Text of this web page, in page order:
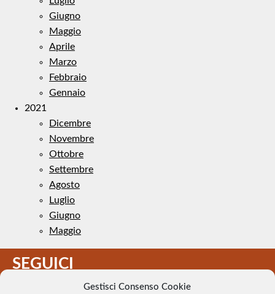
Gestisci Consenso Cookie
Giugno
Maggio
Aprile
Marzo
Febbraio
Gennaio
2021
Dicembre
Novembre
Ottobre
Settembre
Agosto
Luglio
Giugno
Maggio
SEGUICI